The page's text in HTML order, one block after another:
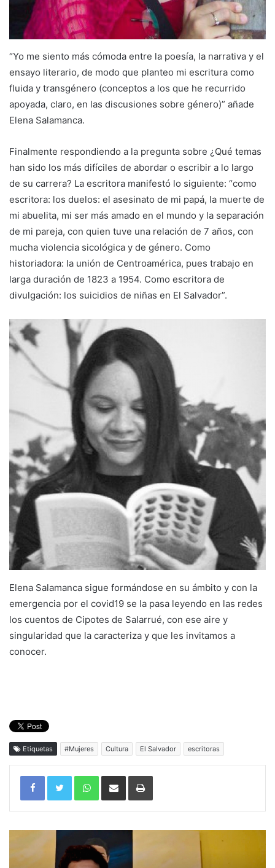
“Yo me siento más cómoda entre la poesía, la narrativa y el
ensayo literario, de modo que planteo mi escritura como
fluida y transgénero (conceptos a los que he recurrido
apoyada, claro, en las discusiones sobre género)” añade
Elena Salamanca.
Finalmente respondiendo a la pregunta sobre ¿Qué temas
han sido los más difíciles de abordar o escribir a lo largo
de su carrera? La escritora manifestó lo siguiente: “como
escritora: los duelos: el asesinato de mi papá, la muerte de
mi abuelita, mi ser más amado en el mundo y la separación
de mi pareja, con quien tuve una relación de 7 años, con
mucha violencia sicológica y de género. Como
historiadora: la unión de Centroamérica, pues trabajo en
larga duración de 1823 a 1954. Como escritora de
divulgación: los suicidios de niñas en El Salvador”.
Elena Salamanca sigue formándose en su ámbito y con la
emergencia por el covid19 se la pasa leyendo en las redes
los cuentos de Cipotes de Salarrué, con ese aire y
singularidad que la caracteriza y que les invitamos a
conocer.
Etiquetas #Mujeres Cultura El Salvador escritoras
WhatsAppCompartir por correo electrónicoImprimir